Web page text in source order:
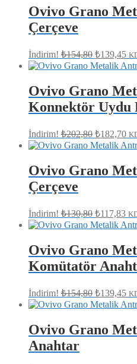
Ovivo Grano
Çerçeve
İndirim! ₺154,80 Orijinal
fiyat:
₺139,45 Şu
Ovivo Grano
Konnektör Uydu
İndirim! ₺202,80 Orijinal
fiyat:
₺182,70Şu
Ovivo Grano
Çerçeve
İndirim! ₺130,80 Orijinal
fiyat:
₺117,83 Şu
Ovivo Grano
Komütatör
İndirim! ₺154,80 Orijinal
fiyat:
₺139,45 Şu
Ovivo Grano
Anahtar